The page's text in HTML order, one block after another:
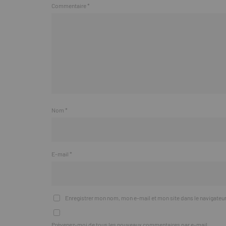
Commentaire *
Nom *
E-mail *
Enregistrer mon nom, mon e-mail et mon site dans le
Prévenez-moi de tous les nouveaux commentaires par e-mail.